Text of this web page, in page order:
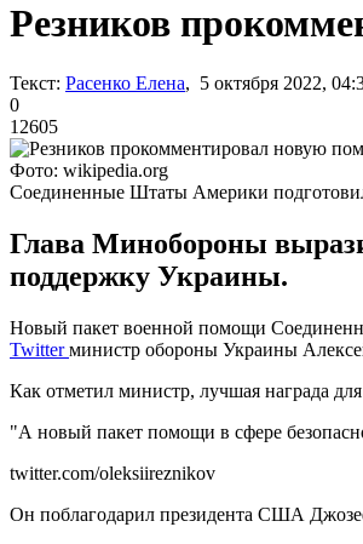
Резников
Текст: Расенко Елена, 5 октября 2022,
0
12605
Фото: wikipedia.org
Соединенные Штаты Америки
Глава Минобороны
поддержку Украины.
Новый пакет военной помощи
Twitterминистр обороны Украины
Как отметил министр, лучшая награда
"А новый пакет помощи в сфере
twitter.com/oleksiireznikov
Он поблагодарил президента США